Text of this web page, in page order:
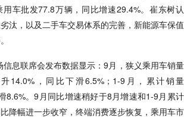
车批发77.8万辆，同比增速29.4%。崔东树认
汰，以及二手车交易体系的完善，新能源车保值
息联席会发布数据显示：9月，狭义乘用车销量
14.0%，同比下滑6.5%；1-9月，累计销量
8.6%。9月同比增速稍好于8月增速和1-9月累计
降幅进一步收窄，终端消费逐步恢复，乘用车市